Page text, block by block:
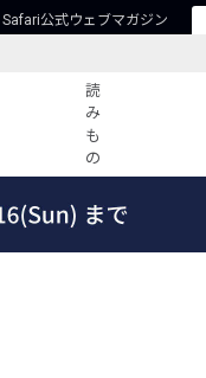
Safari公式ウェブマガジン
読
み
も
の